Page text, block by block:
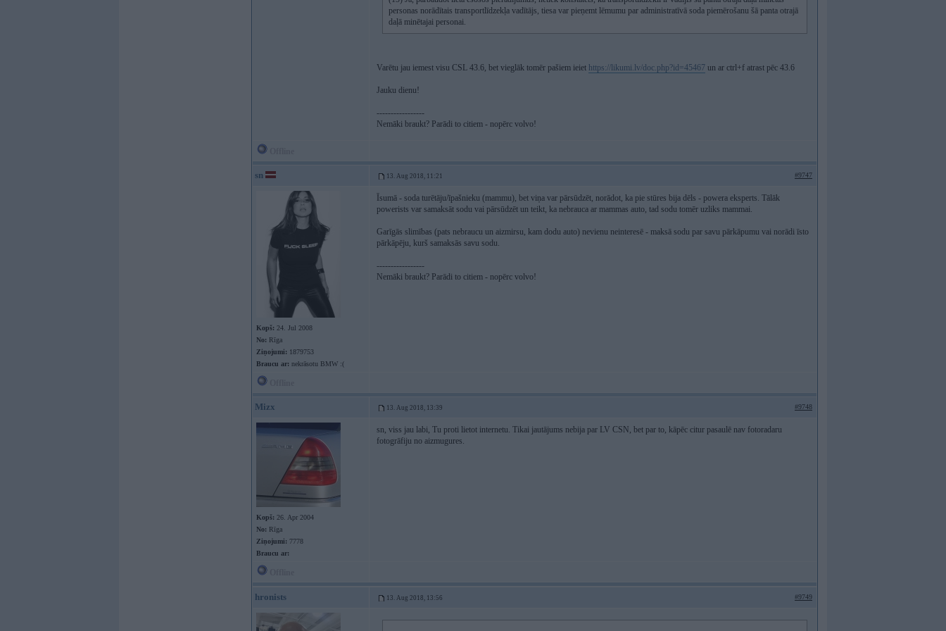
personas norādītais transportlīdzekļa vadītājs, tiesa var pieņemt lēmumu par administratīvā soda piemērošanu šā panta otrajā
daļā minētajai personai.
Varētu jau iemest visu CSL 43.6, bet vieglāk tomēr pašiem ieiet https://likumi.lv/doc.php?id=45467 un ar ctrl+f atrast pēc 43.6
Jauku dienu!
-----------------
Nemāki braukt? Parādi to citiem - nopērc volvo!
sn 13. Aug 2018, 11:21 #9747
Kopš: 24. Jul 2008
No: Rīga
Ziņojumi: 1879753
Braucu ar: nekrāsotu BMW :(
Īsumā - soda turētāju/īpašnieku (mammu), bet viņa var pārsūdzēt, norādot, ka pie stūres bija dēls - powera eksperts. Tālāk
powerists var samaksāt sodu vai pārsūdzēt un teikt, ka nebrauca ar mammas auto, tad sodu tomēr uzliks mammai.
Garīgās slimības (pats nebraucu un aizmirsu, kam dodu auto) nevienu neinteresē - maksā sodu par savu pārkāpumu vai norādi īsto
pārkāpēju, kurš samaksās savu sodu.
-----------------
Nemāki braukt? Parādi to citiem - nopērc volvo!
Mizx 13. Aug 2018, 13:39 #9748
Kopš: 26. Apr 2004
No: Rīga
Ziņojumi: 7778
Braucu ar:
sn, viss jau labi, Tu proti lietot internetu. Tikai jautājums nebija par LV CSN, bet par to, kāpēc citur pasaulē nav fotoradaru
fotogrāfiju no aizmugures.
hronists 13. Aug 2018, 13:56 #9749